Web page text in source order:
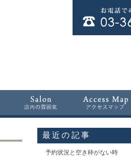
最近の記事
予約状況と空き枠がない時